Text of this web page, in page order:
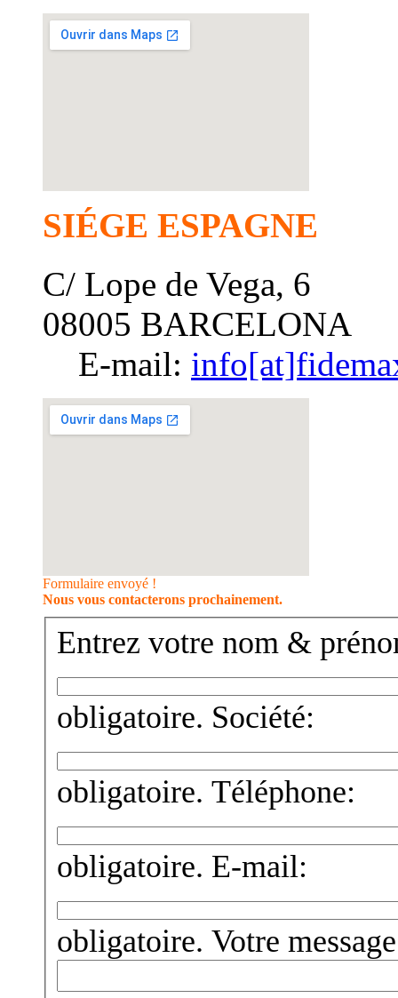
SIÉGE ESPAGNE
C/ Lope de Vega, 6
08005 BARCELONA
E-mail:
Formulaire envoyé !
Nous vous contacterons prochainement.
Entrez votre nom &
obligatoire. Société:
obligatoire. Téléphone:
obligatoire. E-mail:
obligatoire. Votre